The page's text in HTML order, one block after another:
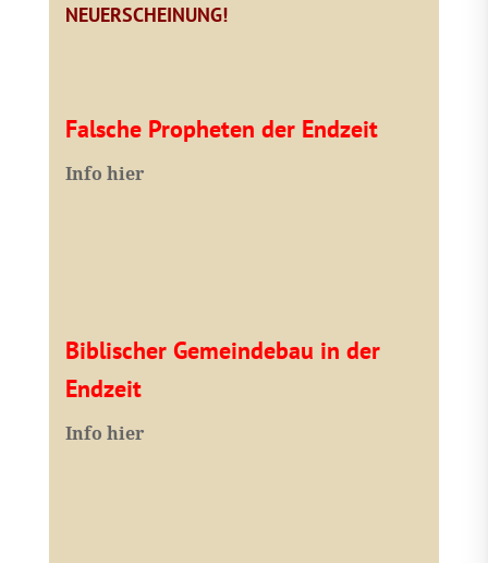
NEUERSCHEINUNG!
Falsche Propheten der Endzeit
Info hier
Biblischer Gemeindebau in der
Endzeit
Info hier